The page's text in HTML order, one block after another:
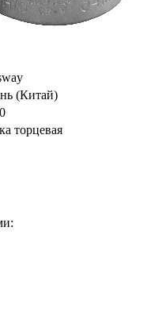
(Китай)
торцевая